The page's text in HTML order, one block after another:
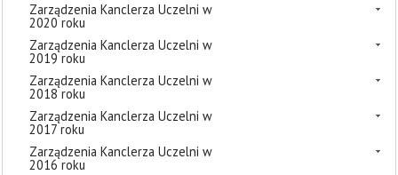
Zarządzenia Kanclerza Uczelni w
2020 roku
Zarządzenia Kanclerza Uczelni w
2019 roku
Zarządzenia Kanclerza Uczelni w
2018 roku
Zarządzenia Kanclerza Uczelni w
2017 roku
Zarządzenia Kanclerza Uczelni w
2016 roku